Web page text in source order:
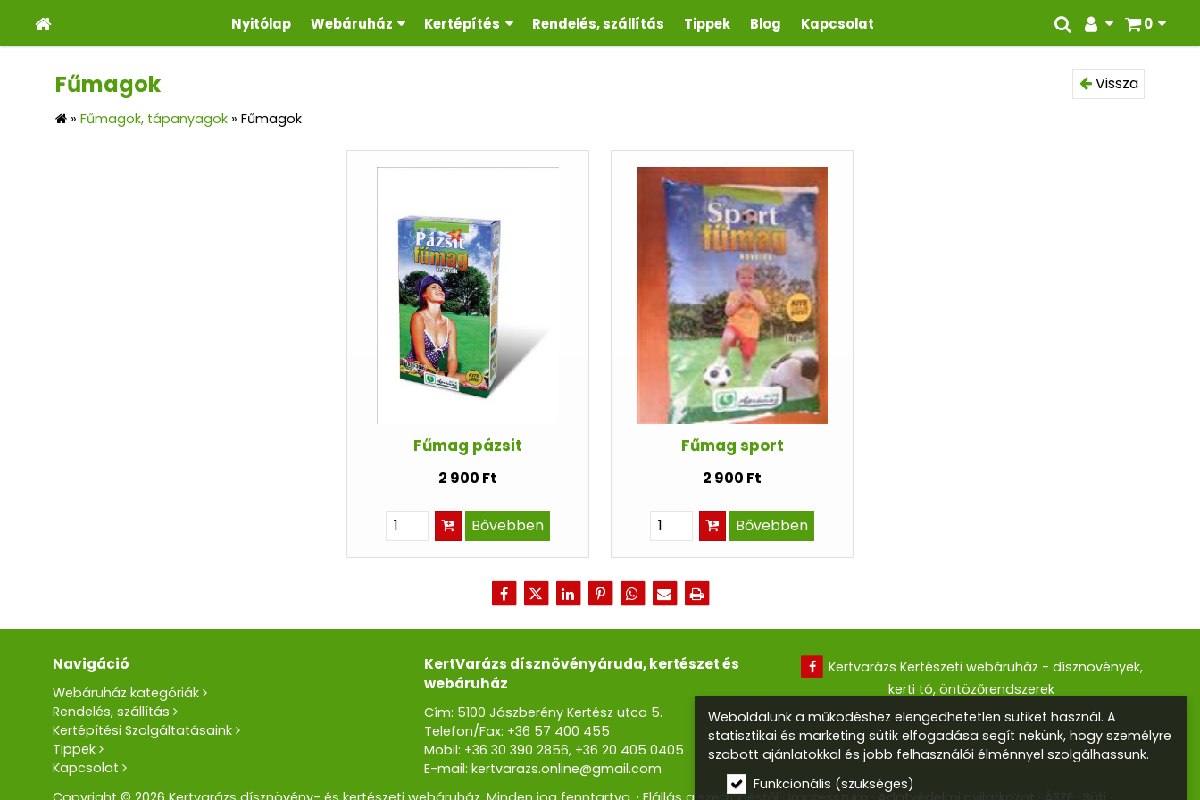
0
Nyitólap Webáruház Kertépítés Rendelés, szállítás Tippek Blog Kapcsolat
Vissza
Fűmagok
» Fűmagok, tápanyagok » Fűmagok
Fűmag pázsit
2 900 Ft
Bővebben
Fűmag sport
2 900 Ft
Bővebben
Navigáció
Webáruház kategóriák
Rendelés, szállítás
Kertépítési Szolgáltatásaink
Tippek
Kapcsolat
KertVarázs dísznövényáruda, kertészet és
webáruház
Cím: 5100 Jászberény Kertész utca 5.
Telefon/Fax: +36 57 400 455
Mobil: +36 30 390 2856, +36 20 405 0405
E-mail: kertvarazs.online@gmail.com
Kertvarázs Kertészeti webáruház - dísznövények,
kerti tó, öntözőrendszerek
Weboldalunk a működéshez elengedhetetlen sütiket használ. A
statisztikai és marketing sütik elfogadása segít nekünk, hogy személyre
szabott ajánlatokkal és jobb felhasználói élménnyel szolgálhassunk.
Funkcionális (szükséges)